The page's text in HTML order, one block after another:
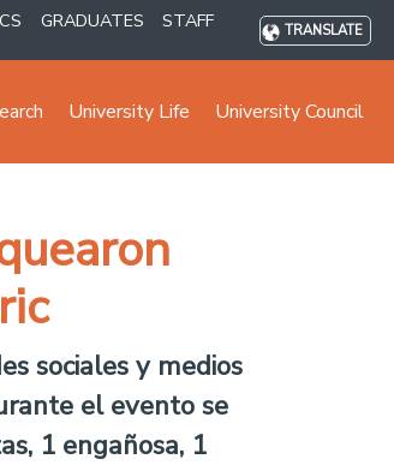
GRADUATES STAFF TRANSLATE
University Life University Council
sociales y medios
el evento se
1 engañosa, 1